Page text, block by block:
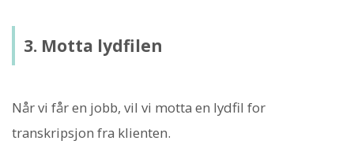
3. Motta lydfilen
Når vi får en jobb, vil vi motta en lydfil for
transkripsjon fra klienten.